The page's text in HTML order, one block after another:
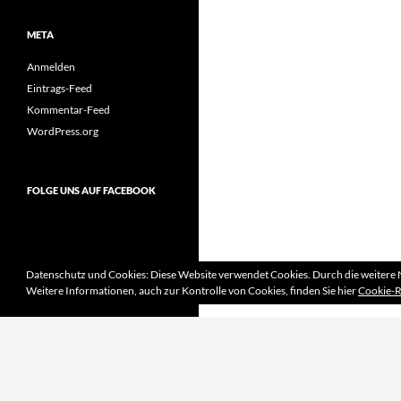
META
Anmelden
Eintrags-Feed
Kommentar-Feed
WordPress.org
FOLGE UNS AUF FACEBOOK
Datenschutz und Cookies: Diese Website verwendet Cookies. Durch die
Weitere Informationen, auch zur Kontrolle von Cookies, finden Sie hierCookie-